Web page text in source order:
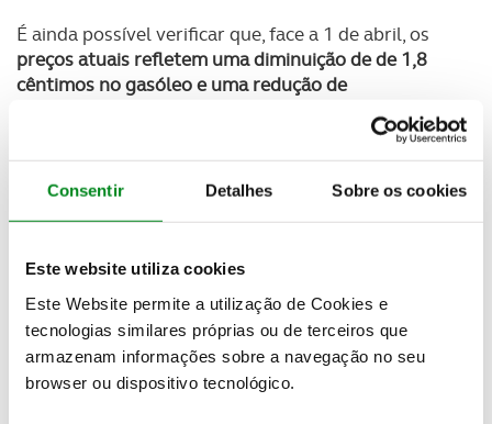
Consentir Detalhes Sobre os cookies
Este website utiliza cookies
Este Website permite a utilização de Cookies e
tecnologias similares próprias ou de terceiros que
armazenam informações sobre a navegação no seu
browser ou dispositivo tecnológico.
É ainda possível verificar que, face a 1 de abril, os
preços atuais refletem uma diminuição dede 1,8
cêntimos no gasóleoe uma redução de
Caso se confirmem as previsões para a próxima
semana, opreço médio do gasóleo simples deverá